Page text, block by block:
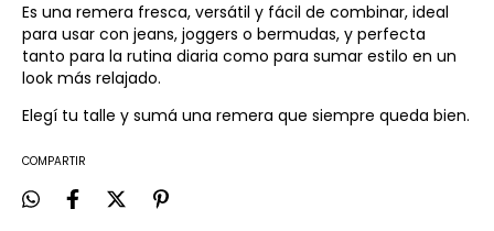
Es una remera fresca, versátil y fácil de combinar, ideal
para usar con jeans, joggers o bermudas, y perfecta
tanto para la rutina diaria como para sumar estilo en un
look más relajado.
Elegí tu talle y sumá una remera que siempre queda bien.
COMPARTIR